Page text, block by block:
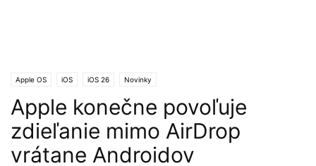
Apple OS iOS iOS 26 Novinky
Apple konečne povoľuje
zdieľanie mimo AirDrop
vrátane Androidov